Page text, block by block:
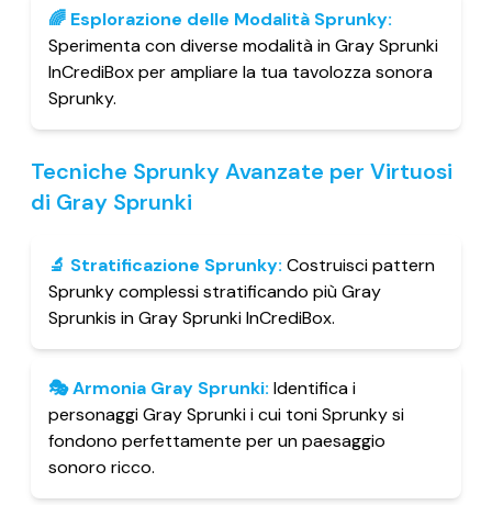
🌈 Esplorazione delle Modalità Sprunky:
Sperimenta con diverse modalità in Gray Sprunki
InCrediBox per ampliare la tua tavolozza sonora
Sprunky.
Tecniche Sprunky Avanzate per Virtuosi
di Gray Sprunki
🔬 Stratificazione Sprunky: Costruisci pattern
Sprunky complessi stratificando più Gray
Sprunkis in Gray Sprunki InCrediBox.
🎭Armonia Gray Sprunki: Identifica i
personaggi Gray Sprunki i cui toni Sprunky si
fondono perfettamente per un paesaggio
sonoro ricco.